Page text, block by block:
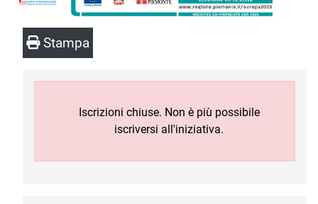
Stampa
Iscrizioni chiuse. Non è più possibile
iscriversi all'iniziativa.